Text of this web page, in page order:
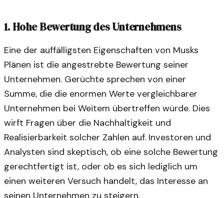
1. Hohe Bewertung des Unternehmens
Eine der auffälligsten Eigenschaften von Musks
Plänen ist die angestrebte Bewertung seiner
Unternehmen. Gerüchte sprechen von einer
Summe, die die enormen Werte vergleichbarer
Unternehmen bei Weitem übertreffen würde. Dies
wirft Fragen über die Nachhaltigkeit und
Realisierbarkeit solcher Zahlen auf. Investoren und
Analysten sind skeptisch, ob eine solche Bewertung
gerechtfertigt ist, oder ob es sich lediglich um
einen weiteren Versuch handelt, das Interesse an